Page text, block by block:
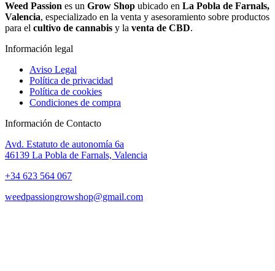
Weed Passion es un Grow Shop ubicado en La Pobla de Farnals,
Valencia, especializado en la venta y asesoramiento sobre productos
para el cultivo de cannabis y la venta de CBD.
Información legal
Aviso Legal
Política de privacidad
Política de cookies
Condiciones de compra
Información de Contacto
Avd. Estatuto de autonomía 6a
46139 La Pobla de Farnals, Valencia
+34 623 564 067
weedpassiongrowshop@gmail.com